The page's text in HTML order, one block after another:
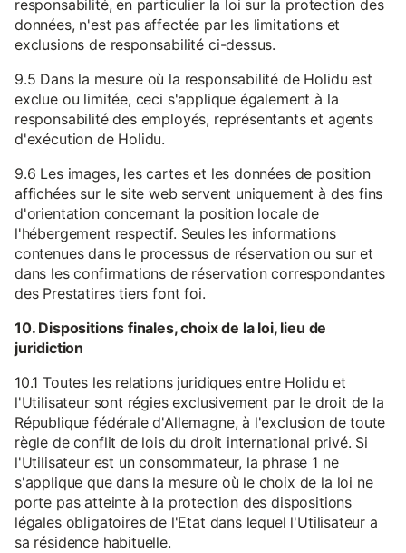
responsabilité, en particulier la loi sur la protection des
données, n'est pas affectée par les limitations et
exclusions de responsabilité ci-dessus.
9.5 Dans la mesure où la responsabilité de Holidu est
exclue ou limitée, ceci s'applique également à la
responsabilité des employés, représentants et agents
d'exécution de Holidu.
9.6 Les images, les cartes et les données de position
affichées sur le site web servent uniquement à des fins
d'orientation concernant la position locale de
l'hébergement respectif. Seules les informations
contenues dans le processus de réservation ou sur et
dans les confirmations de réservation correspondantes
des Prestatires tiers font foi.
10. Dispositions finales, choix de la loi, lieu de
juridiction
10.1 Toutes les relations juridiques entre Holidu et
l'Utilisateur sont régies exclusivement par le droit de la
République fédérale d'Allemagne, à l'exclusion de toute
règle de conflit de lois du droit international privé. Si
l'Utilisateur est un consommateur, la phrase 1 ne
s'applique que dans la mesure où le choix de la loi ne
porte pas atteinte à la protection des dispositions
légales obligatoires de l'Etat dans lequel l'Utilisateur a
sa résidence habituelle.